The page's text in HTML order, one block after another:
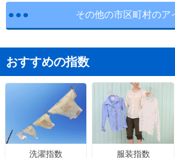
その他の市区町村のア
おすすめの指数
洗濯指数 服装指数